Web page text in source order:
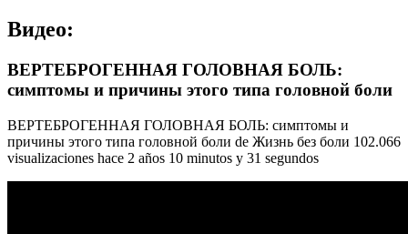
Видео:
ВЕРТЕБРОГЕННАЯ ГОЛОВНАЯ БОЛЬ:
симптомы и причины этого типа головной боли
ВЕРТЕБРОГЕННАЯ ГОЛОВНАЯ БОЛЬ: симптомы и
причины этого типа головной боли de Жизнь без боли 102.066
visualizaciones hace 2 años 10 minutos y 31 segundos